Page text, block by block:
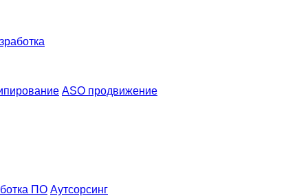
ASO продвижение
ПО Аутсорсинг